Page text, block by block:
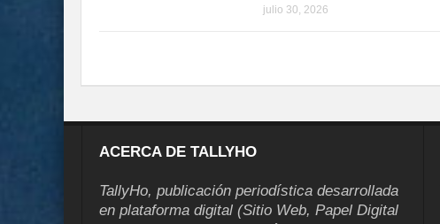
julio 30, 2026
ACERCA DE TALLYHO
TallyHo, publicación periodística desarrollada
en plataforma digital (Sitio Web, Papel Digital